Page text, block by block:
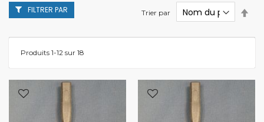
Produits 1-12 sur 18
Trier par
FILTRER PAR